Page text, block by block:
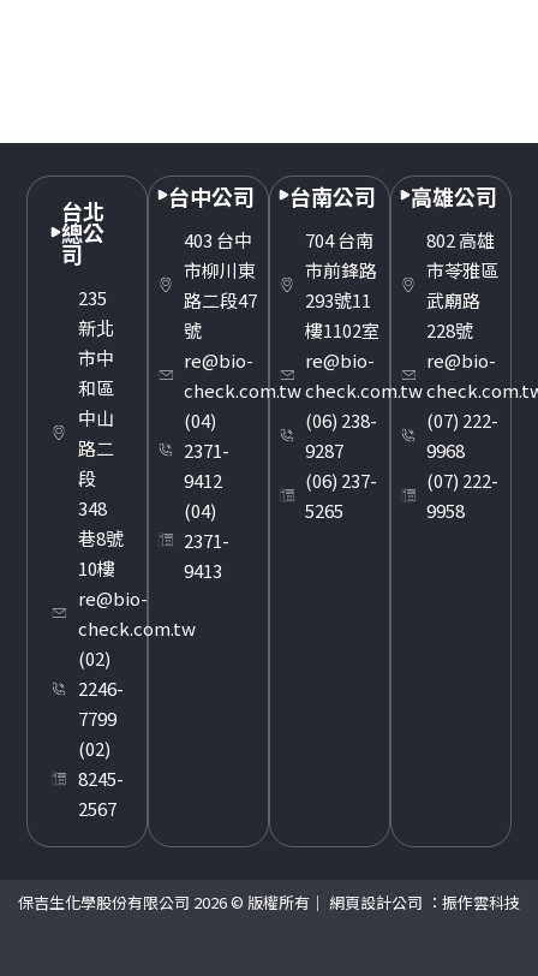
台北
總公
司
235
新北
市中
和區
中山
路二
段
348
巷8號
10樓
re@bio-
check.com.tw
(02)
2246-
7799
(02)
8245-
2567
台中公司
403 台中
市柳川東
路二段47
號
re@bio-
check.com.tw
(04)
2371-
9412
(04)
2371-
9413
台南公司
704 台南
市前鋒路
293號11
樓1102室
re@bio-
check.com.tw
(06) 238-
9287
(06) 237-
5265
高雄公司
802 高雄
市苓雅區
武廟路
228號
re@bio-
(07) 222-
9968
(07) 222-
9958
保吉生化學股份有限公司 2026 © 版權所有｜ 網頁設計公司 ：振作雲科技